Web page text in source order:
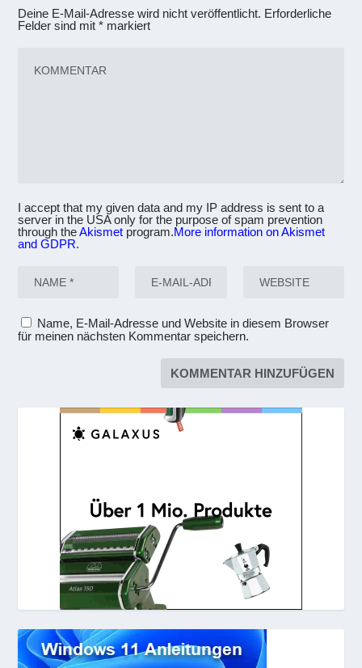
Deine E-Mail-Adresse wird nicht veröffentlicht. Erforderliche
Felder sind mit* markiert
I accept that my given data and my IP address is sent to a
server in the USA only for the purpose of spam prevention
through theAkismet program.More information on Akismet
and GDPR.
Name, E-Mail-Adresse und Website in diesem Browser
für meinen nächsten Kommentar speichern.